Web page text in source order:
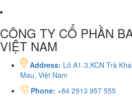
CÔNG TY CỔ PHẦN
VIỆT NAM
Address: Lô A1-3,KCN Trà
Mau, Việt Nam
Phone: +84 2913 957 555